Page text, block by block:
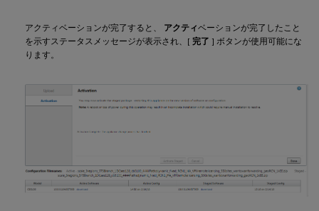
アクティベーションが完了すると、 アクティベーションが完了したこと
を示すステータスメッセージが表示され、[ 完了 ] ボタンが使用可能にな
ります。